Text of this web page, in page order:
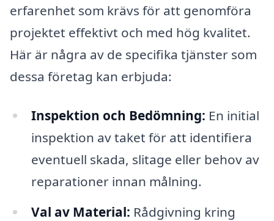
erfarenhet som krävs för att genomföra
projektet effektivt och med hög kvalitet.
Här är några av de specifika tjänster som
dessa företag kan erbjuda:
Inspektion och Bedömning: En initial
inspektion av taket för att identifiera
eventuell skada, slitage eller behov av
reparationer innan målning.
Val av Material: Rådgivning kring